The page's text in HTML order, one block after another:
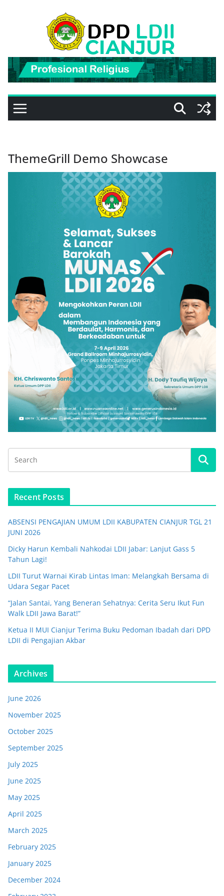
ThemeGrill Demo Showcase
Recent Posts
ABSENSI PENGAJIAN UMUM LDII KABUPATEN CIANJUR TGL 21
JUNI 2026
Dicky Harun Kembali Nahkodai LDII Jabar: Lanjut Gass 5
Tahun Lagi!
LDII Turut Warnai Kirab Lintas Iman: Melangkah Bersama di
Udara Segar Pacet
“Jalan Santai, Yang Beneran Sehatnya: Cerita Seru Ikut Fun
Walk LDII Jawa Barat!”
Ketua II MUI Cianjur Terima Buku Pedoman Ibadah dari DPD
LDII di Pengajian Akbar
Archives
June 2026
November 2025
October 2025
September 2025
July 2025
June 2025
May 2025
April 2025
March 2025
February 2025
January 2025
December 2024